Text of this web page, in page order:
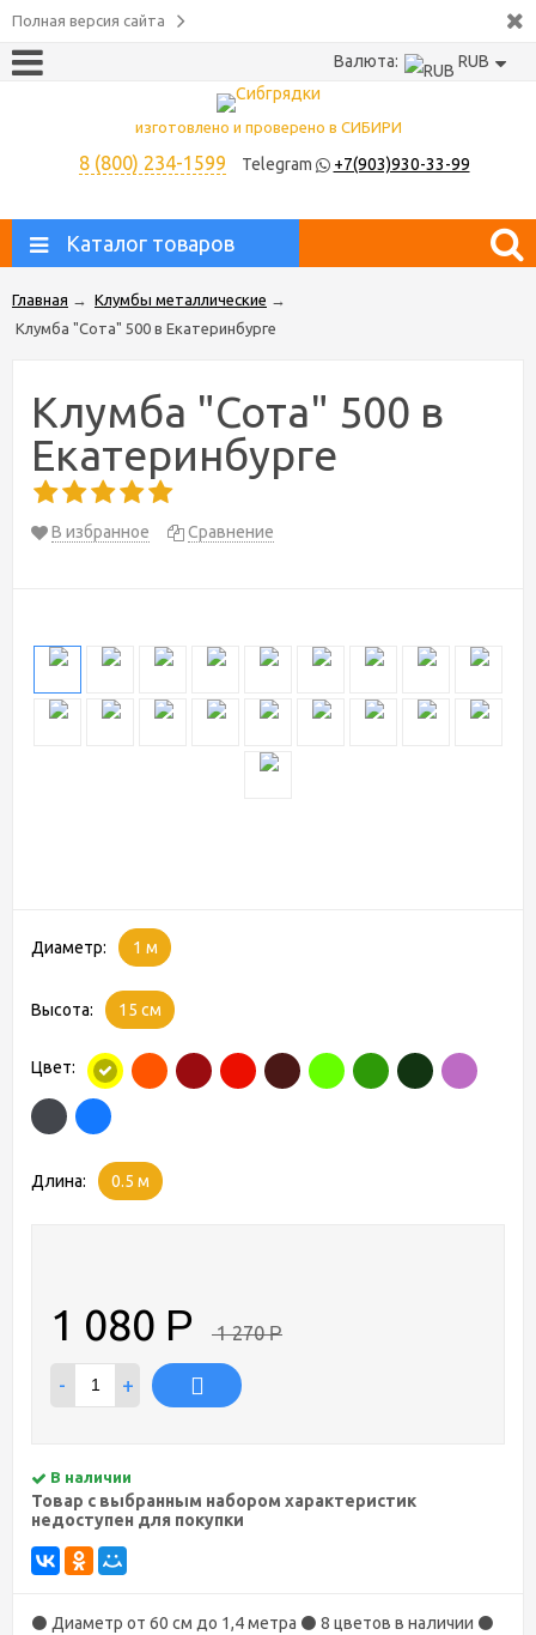
Полная версия сайта
Валюта: RUB
изготовлено и проверено в СИБИРИ
8 (800) 234-1599 Telegram +7(903)930-33-99
Каталог товаров
Главная → Клумбы металлические →
Клумба "Сота" 500 в Екатеринбурге
Клумба "Сота" 500 в
Екатеринбурге
В избранное Сравнение
Диаметр: 1 м
Высота: 15 см
Цвет:
Длина: 0.5 м
1 080 Р 1 270Р
- +
В наличии
Товар с выбранным набором характеристик
недоступен для покупки
⚫ Диаметр от 60 см до 1,4 метра ⚫ 8 цветов в наличии ⚫